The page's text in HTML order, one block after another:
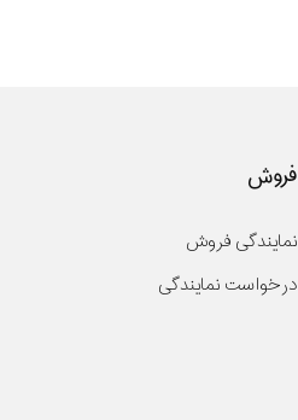
فروش
نمایندگی فروش
درخواست نمایندگی